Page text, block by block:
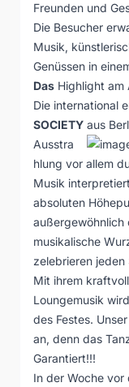
Freunden und
Die Besucher
Musik,
Genüssen in
Das Highlight am
Die international
SOCIETY aus
Ausstra
hlung vor allem
Musik
absoluten
außergewöhnlich
musikalische
zelebrieren jeden
Mit ihrem
Loungemusik wird
des Festes.
an, denn das
Garantiert!!!
In der Woche vor